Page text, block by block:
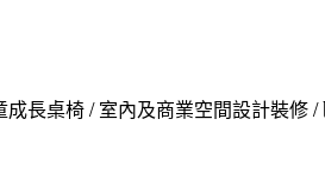
長桌椅 / 室內及商業空間設計裝修